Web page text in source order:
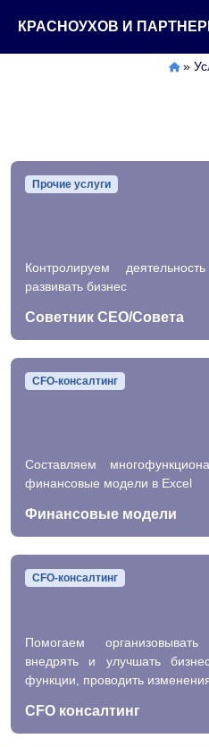
содержимому
КРАСНОУХОВ И
»
Прочие услуги
Контролируем
развивать бизнес
Советник CEO/Совета
CFO-консалтинг
Составляем
финансовые модели в Excel
Финансовые модели
CFO-консалтинг
Помогаем
внедрять и улучшать
функции, проводить
CFO консалтинг